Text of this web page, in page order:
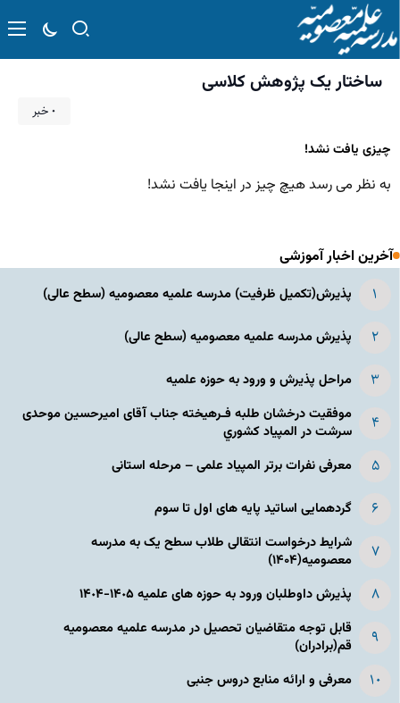
ساختار یک پژوهش کلاسی
۰ خبر
چیزی یافت نشد!
به نظر می رسد هیچ چیز در اینجا یافت نشد!
آخرین اخبار آموزشی
پذیرش(تکمیل ظرفیت) مدرسه علمیه معصومیه‌ (سطح عالی)
پذیرش مدرسه علمیه معصومیه‌ (سطح عالی)
مراحل پذیرش و ورود به حوزه علمیه
موفقیت درخشان طلبه فـرهیخته جناب آقای امیرحسین موحدی
سرشت در المپياد كشوري
معرفی نفرات برتر المپیاد علمی – مرحله استانی
گردهمایی اساتید پایه های اول تا سوم
شرایط درخواست انتقالی طلاب سطح یک به مدرسه
معصومیه(۱۴۰۴)
پذیرش داوطلبان ورود به حوزه های علمیه ١۴٠۵-١۴٠۴
قابل توجه متقاضیان تحصیل در مدرسه علمیه معصومیه
قم(برادران)
معرفی و ارائه منابع دروس جنبی